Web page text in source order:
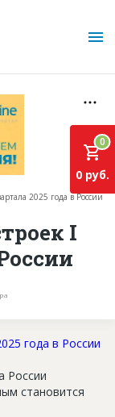
2025 года в России
I
0
0 руб.
России
становится